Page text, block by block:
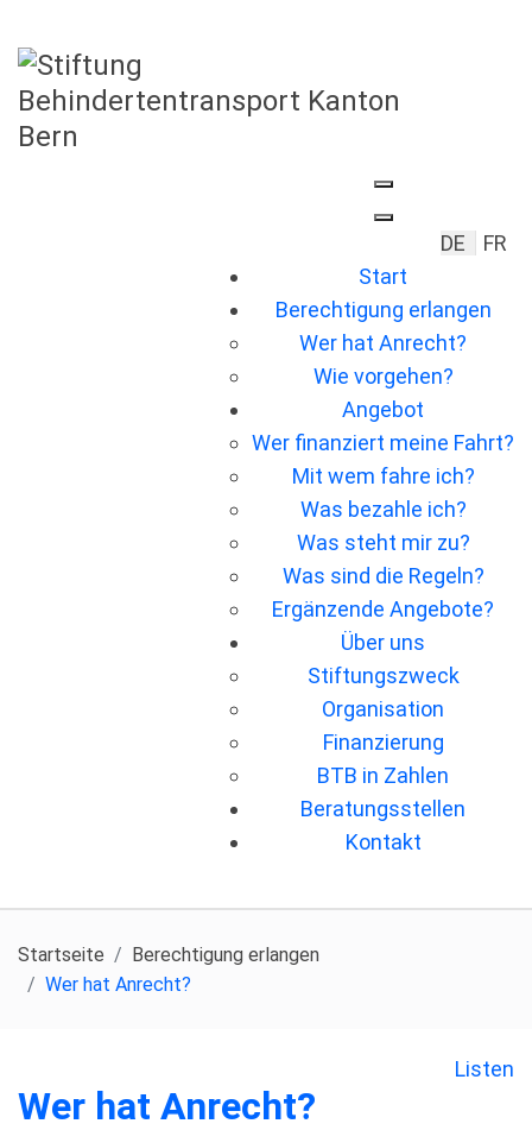
Sprache
DE
FR
Start
Berechtigung erlangen
Wer hat Anrecht?
Wie vorgehen?
Angebot
Wer ﬁnanziert meine Fahrt?
Mit wem fahre ich?
Was bezahle ich?
Was steht mir zu?
Was sind die Regeln?
Ergänzende Angebote?
Über uns
Stiftungszweck
Organisation
Finanzierung
BTB in Zahlen
Beratungsstellen
Kontakt
Startseite
Berechtigung erlangen
Wer hat Anrecht?
Listen
Wer hat Anrecht?